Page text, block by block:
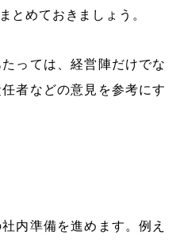
とめておきましょう。
っては、経営陣だけでな
者などの意見を参考にす
内準備を進めます。例え